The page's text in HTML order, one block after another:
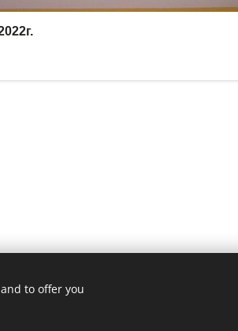
ОУ"Христо Ботев"- гр.Бургас , кв.Ветрен
to offer you